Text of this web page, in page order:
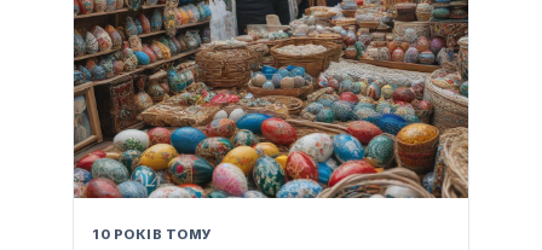
10 РОКІВ ТОМУ